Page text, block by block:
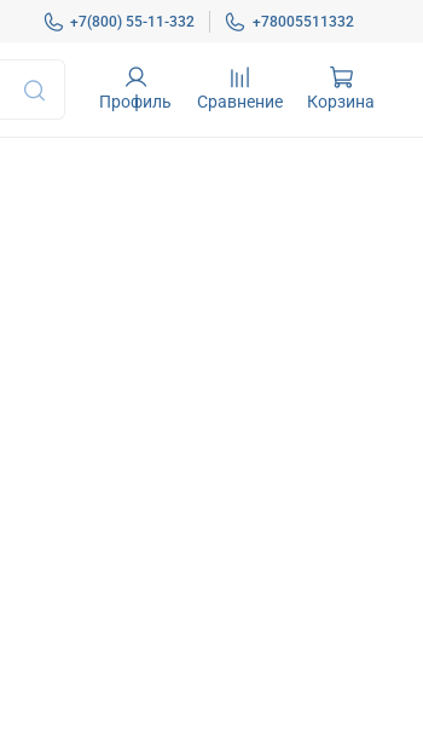
+7(800) 55-11-332 +78005511332
Профиль Сравнение Корзина